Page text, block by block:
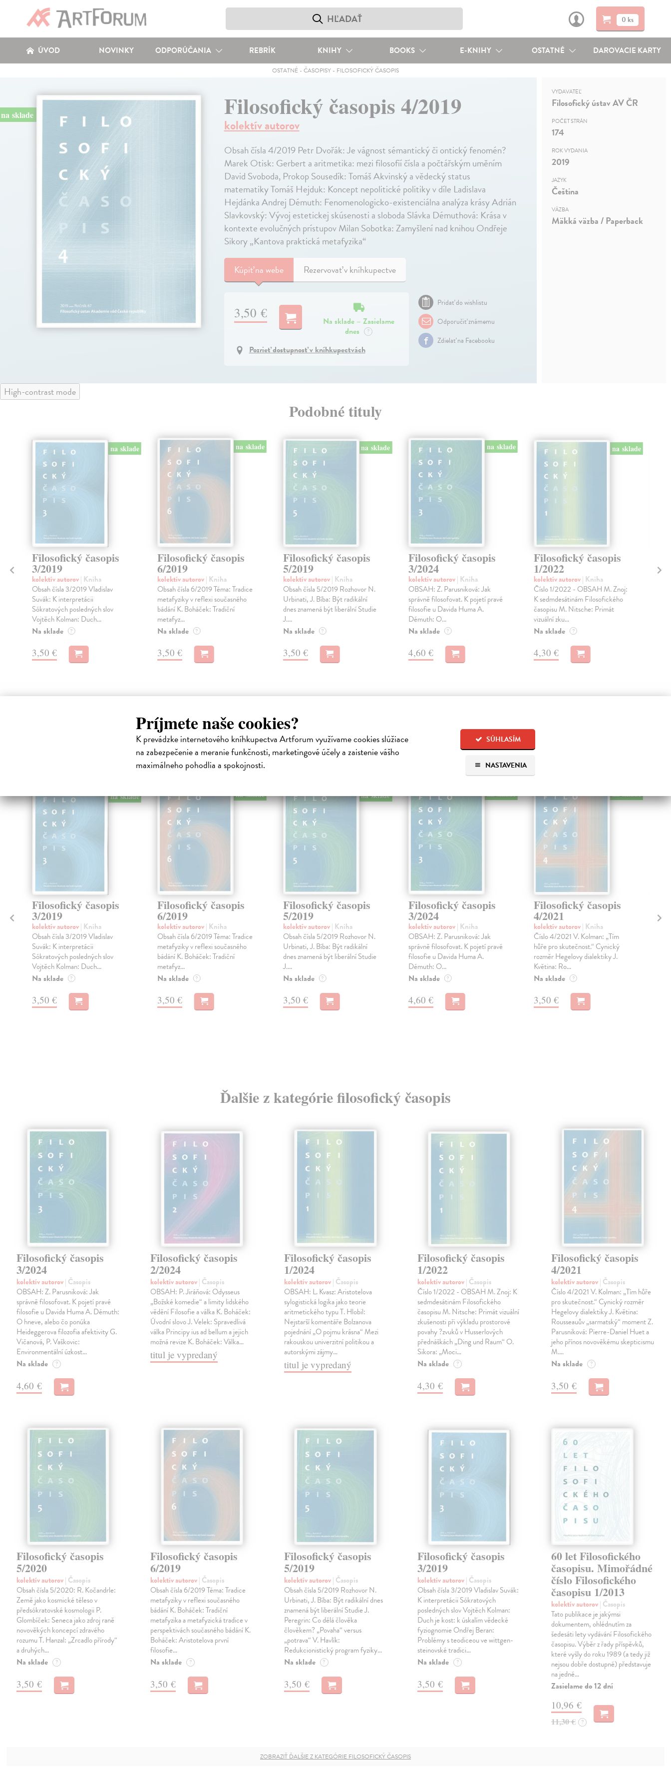
Príjmete naše cookies?
K prevádzke internetového kníhkupectva Artforum využívame cookies slúžiace
na zabezpečenie a meranie funkčnosti, marketingové účely a zaistenie vášho
maximálneho pohodlia a spokojnosti.
SÚHLASÍM
NASTAVENIA
0 ks
ÚVOD NOVINKY ODPORÚČANIA REBRÍK KNIHY BOOKS E-KNIHY OSTATNÉ DAROVACIE KARTY
OSTATNÉ- ČASOPISY- FILOSOFICKÝ ČASOPIS
na sklade Filosofický časopis 4/2019
kolektív autorov
Obsah čísla 4/2019 Petr Dvořák: Je vágnost sémantický či ontický fenomén?
Marek Otisk: Gerbert a aritmetika: mezi filosofií čísla a počtářským uměním
David Svoboda, Prokop Sousedík: Tomáš Akvinský a vědecký status
matematiky Tomáš Hejduk: Koncept nepolitické politiky v díle Ladislava
Hejdánka Andrej Démuth: Fenomenologicko-existenciálna analýza krásy Adrián
Slavkovský: Vývoj estetickej skúsenosti a sloboda Slávka Démuthová: Krása v
kontexte evolučných prístupov Milan Sobotka: Zamyšlení nad knihou Ondřeje
Sikory „Kantova praktická metafyzika“
Kúpiťna webe Rezervovať v kníhkupectve
3,50 €
Na sklade – Zasielame
dnes
?
Pozrieť dostupnosť v kníhkupectvách
Pridať do wishlistu
Odporučiť známemu
Zdielať na Facebooku
VYDAVATEĽ
Filosofický ústav AV ČR
POČET STRÁN
174
ROK VYDANIA
2019
JAZYK
Čeština
VÄZBA
Mäkká väzba / Paperback
High-contrast mode
Podobné tituly
na sklade
Filosofický časopis
3/2019
kolektív autorov| Kniha
Obsah čísla 3/2019 Vladislav
Suvák: K interpretácii
Sókratových posledných slov
Vojtěch Kolman: Duch...
Na sklade ?
3,50 €
na sklade
Filosofický časopis
6/2019
kolektív autorov| Kniha
Obsah čísla 6/2019 Téma: Tradice
metafyziky v reflexi současného
bádání K. Boháček: Tradiční
metafyz...
Na sklade ?
3,50 €
na sklade
Filosofický časopis
5/2019
kolektív autorov| Kniha
Obsah čísla 5/2019 Rozhovor N.
Urbinati, J. Bíba: Být radikální
dnes znamená být liberální Studie
J....
Na sklade ?
3,50 €
na sklade
Filosofický časopis
3/2024
kolektív autorov| Kniha
OBSAH: Z. Parusniková: Jak
správně filosofovat. K pojetí pravé
filosofie u Davida Huma A.
Démuth: O...
Na sklade ?
4,60 €
na sklade
Filosofický časopis
1/2022
kolektív autorov| Kniha
Číslo 1/2022 - OBSAH M. Znoj:
K sedmdesátinám Filosofického
časopisu M. Nitsche: Primát
vizuální zku...
Na sklade ?
4,30 €
5/
Čitatelia s podobným vkusom si kúpili aj:
na sklade
Filosofický časopis
3/2019
kolektív autorov| Kniha
Obsah čísla 3/2019 Vladislav
Suvák: K interpretácii
Sókratových posledných slov
Vojtěch Kolman: Duch...
Na sklade ?
3,50 €
na sklade
Filosofický časopis
6/2019
kolektív autorov| Kniha
Obsah čísla 6/2019 Téma: Tradice
metafyziky v reflexi současného
bádání K. Boháček: Tradiční
metafyz...
Na sklade ?
3,50 €
na sklade
Filosofický časopis
5/2019
kolektív autorov| Kniha
Obsah čísla 5/2019 Rozhovor N.
Urbinati, J. Bíba: Být radikální
dnes znamená být liberální Studie
J....
Na sklade ?
3,50 €
na sklade
Filosofický časopis
3/2024
kolektív autorov| Kniha
OBSAH: Z. Parusniková: Jak
správně filosofovat. K pojetí pravé
filosofie u Davida Huma A.
Démuth: O...
Na sklade ?
4,60 €
na sklade
Filosofický časopis
4/2021
kolektív autorov| Kniha
Číslo 4/2021 V. Kolman: „Tím
hůře pro skutečnost.“ Cynický
rozměr Hegelovy dialektiky J.
Květina: Ro...
Na sklade ?
3,50 €
1/
Ďalšie z kategórie filosofický časopis
Filosofický časopis
3/2024
kolektív autorov| Časopis
OBSAH: Z. Parusniková: Jak
správně filosofovat. K pojetí pravé
filosofie u Davida Huma A. Démuth:
O hneve, alebo čo ponúka
Heideggerova filozofia afektivity G.
Vičanová, P. Vaškovic:
Environmentální úzkost…
Na sklade ?
4,60 €
Filosofický časopis
2/2024
kolektív autorov| Časopis
OBSAH: P. Jiráňová: Odysseus
„Božské komedie“ a limity lidského
vědění Filosofie a válka K. Boháček:
Úvodní slovo J. Velek: Spravedlivá
válka Principy ius ad bellum a jejich
možná revize K. Boháček: Válka…
titul je vypredaný
Filosofický časopis
1/2024
kolektív autorov| Časopis
OBSAH: L. Kvasz: Aristotelova
sylogistická logika jako teorie
aritmetického typu T. Hlobil:
Nejstarší komentáře Bolzanova
pojednání „O pojmu krásna“ Mezi
rakouskou univerzitní politikou a
autorskými zájmy…
titul je vypredaný
Filosofický časopis
1/2022
kolektív autorov| Časopis
Číslo 1/2022 - OBSAH M. Znoj: K
sedmdesátinám Filosofického
časopisu M. Nitsche: Primát vizuální
zkušenosti při výkladu prostorové
povahy ?zvuků v Husserlových
přednáškách „Ding und Raum“ O.
Sikora: „Moci…
Na sklade ?
4,30 €
Filosofický časopis
4/2021
kolektív autorov| Časopis
Číslo 4/2021 V. Kolman: „Tím hůře
pro skutečnost.“ Cynický rozměr
Hegelovy dialektiky J. Květina:
Rousseauův „sarmatský“ moment Z.
Parusniková: Pierre-Daniel Huet a
jeho přínos novověkému skepticismu
M.…
Na sklade ?
3,50 €
Filosofický časopis
5/2020
kolektív autorov| Časopis
Obsah čísla 5/2020: R. Kočandrle:
Země jako kosmické těleso v
předsókratovské kosmologii P.
Glombíček: Seneca jako zdroj raně
novověkých koncepcí zdravého
rozumu T. Hanzal: „Zrcadlo přírody“
a druhých…
Na sklade ?
3,50 €
Filosofický časopis
6/2019
kolektív autorov| Časopis
Obsah čísla 6/2019 Téma: Tradice
metafyziky v reflexi současného
bádání K. Boháček: Tradiční
metafyzika a metafyzická tradice v
perspektivách současného bádání K.
Boháček: Aristotelova první
filosofie…
Na sklade ?
3,50 €
Filosofický časopis
5/2019
kolektív autorov| Časopis
Obsah čísla 5/2019 Rozhovor N.
Urbinati, J. Bíba: Být radikální dnes
znamená být liberální Studie J.
Peregrin: Co dělá člověka
člověkem? „Povaha“ versus
„potrava“ V. Havlík:
Redukcionistický program fyziky…
Na sklade ?
3,50 €
Filosofický časopis
3/2019
kolektív autorov| Časopis
Obsah čísla 3/2019 Vladislav Suvák:
K interpretácii Sókratových
posledných slov Vojtěch Kolman:
Duch je kost: k úskalím vědecké
fyziognomie Ondřej Beran:
Problémy s teodiceou ve wittgen­
steinovské tradici…
Na sklade ?
3,50 €
60 let Filosofického
časopisu. Mimořádné
číslo Filosofického
časopisu 1/2013
kolektív autorov| Časopis
Tato publikace je jakýmsi
dokumentem, ohlédnutím za
šedesáti lety vydávání Filosofického
časopisu. Výběr z řady příspěvků,
které vyšly do roku 1989 (a tedy již
nejsou dobře dostupné) představuje
na jedné…
Zasielame do 12 dní
10,96 €
11,30 € ?
ZOBRAZIŤ ĎALŠIE Z KATEGÓRIE FILOSOFICKÝ ČASOPIS